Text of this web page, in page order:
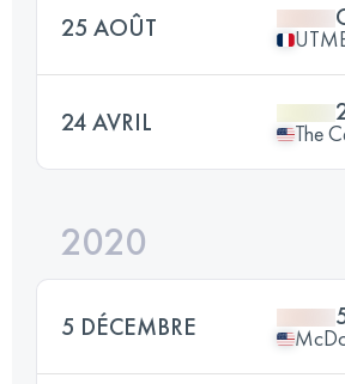
25 AOÛT
24 AVRIL The
2020
5 DÉCEMBRE